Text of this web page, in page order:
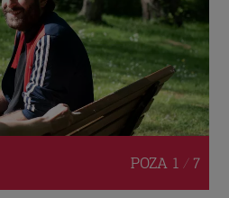
POZA 1 / 7